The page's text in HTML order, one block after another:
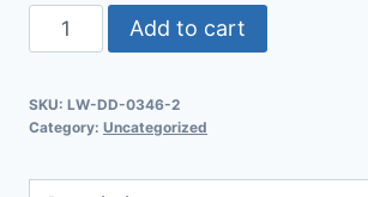
Add to cart
SKU: LW-DD-0346-2
Category: Uncategorized